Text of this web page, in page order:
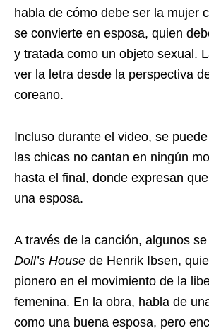
habla de cómo debe ser la mujer
se convierte en esposa, quien
y tratada como un objeto sexual.
ver la letra desde la perspectiva
coreano.
Incluso durante el video, se
las chicas no cantan en ningún
hasta el final, donde expresan
una esposa.
A través de la canción, algunos
Doll’s House de Henrik Ibsen,
pionero en el movimiento de la
femenina. En la obra, habla de
como una buena esposa, pero